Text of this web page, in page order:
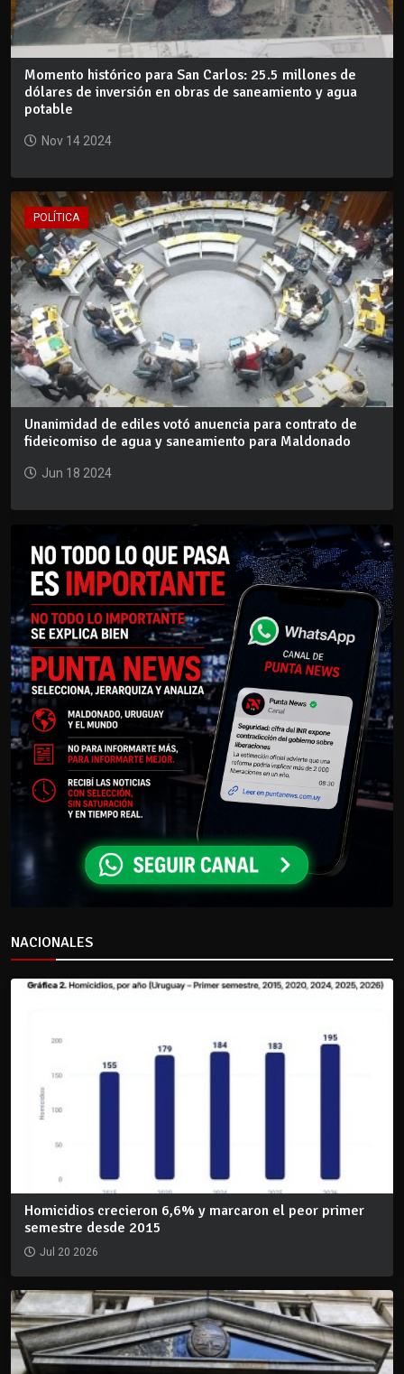
Momento histórico para San Carlos: 25.5 millones de
dólares de inversión en obras de saneamiento y agua
potable
Nov 14 2024
POLÍTICA
Unanimidad de ediles votó anuencia para contrato de
fideicomiso de agua y saneamiento para Maldonado
Jun 18 2024
NACIONALES
Homicidios crecieron 6,6% y marcaron el peor primer
semestre desde 2015
Jul 20 2026